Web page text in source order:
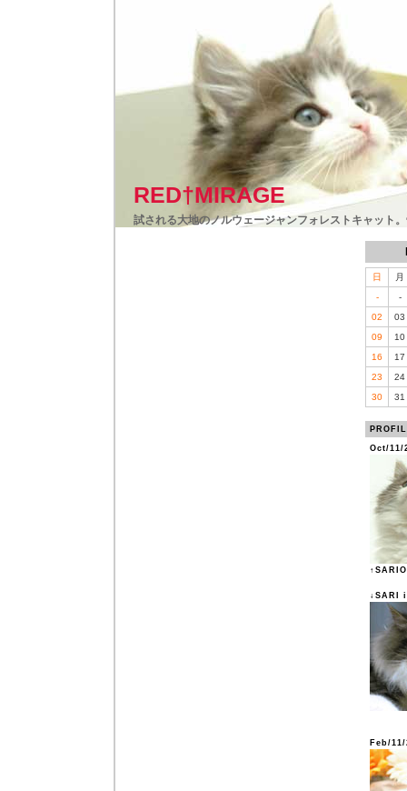
RED†MIRAGE
試される大地のノルウェージャンフォレストキャット
日
月
-
-
02
03
09
10
16
17
23
24
30
31
Oct/11/
↓SARI
Feb/